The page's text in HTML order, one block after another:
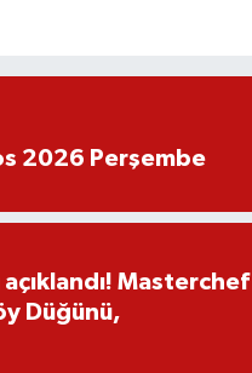
2026 Perşembe
Masterchef
Düğünü,